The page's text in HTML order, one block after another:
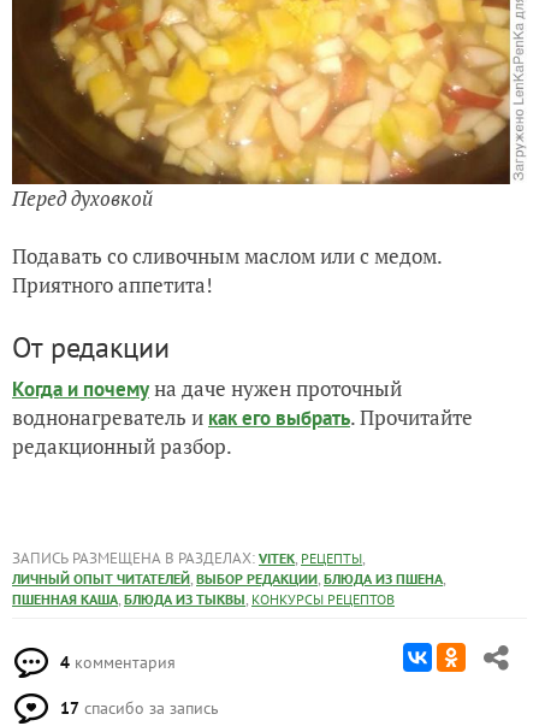
Перед духовкой
Подавать со сливочным маслом или с медом.
Приятного аппетита!
От редакции
Когда и почемуна даче нужен проточный
воднонагреватель и как его выбрать. Прочитайте
редакционный разбор.
ЗАПИСЬ РАЗМЕЩЕНА В РАЗДЕЛАХ: VITEK, РЕЦЕПТЫ,
ЛИЧНЫЙ ОПЫТ ЧИТАТЕЛЕЙ, ВЫБОР РЕДАКЦИИ, БЛЮДА ИЗ ПШЕНА,
ПШЕННАЯ КАША, БЛЮДА ИЗ ТЫКВЫ, КОНКУРСЫ РЕЦЕПТОВ
4 комментария
17 спасибо за запись